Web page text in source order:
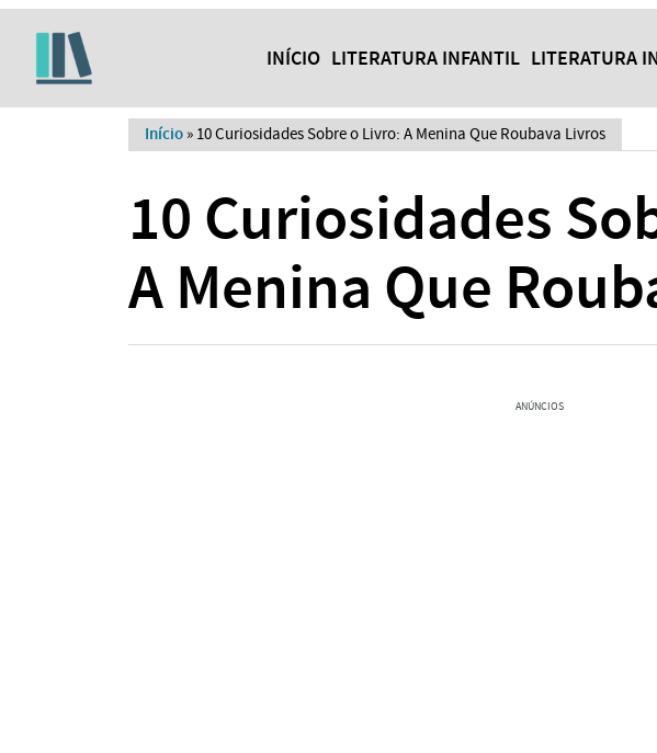
INÍCIO LITERATURA INFANTIL LITERATURA
Início » 10 Curiosidades Sobre o Livro: A Menina Que Roubava Livros
10 Curiosidades
A Menina Que
ANÚNCIOS